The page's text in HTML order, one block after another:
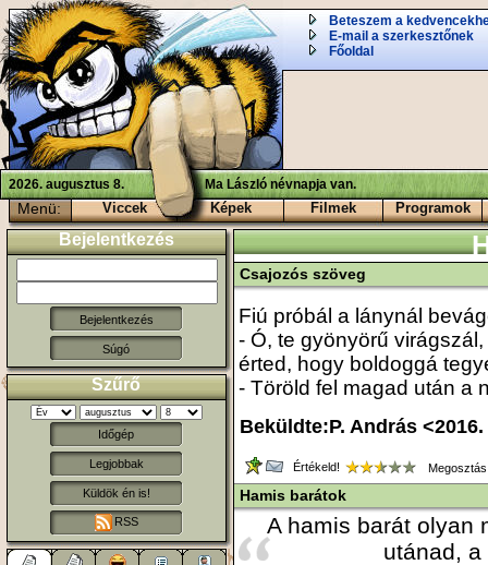
Beteszem a
E-mail a szerkesztőnek
Főoldal
2026. augusztus 8. Ma László névnapja van.
Menü: Viccek Képek Filmek Programok
Bejelentkezés
Súgó
Szűrő
Időgép
Legjobbak
Küldök én is!
RSS
Csajozós szöveg
Fiú próbál a lánynál
- Ó, te gyönyörű
érted, hogy boldoggá
- Töröld fel magad után a
Beküldte:P. András
Értékeld!
Hamis barátok
A hamis barát olyan
utánad,